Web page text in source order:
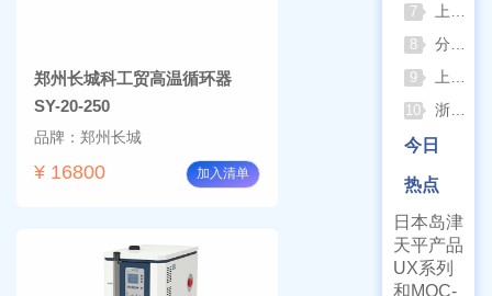
郑州长城科工贸高温循环器
SY-20-250
品牌：郑州长城
¥ 16800 加入清单
7 上海佑科GC-7860系列网络化气相色谱仪
8 分清生物安全柜与洁净工作台 苏州安泰科普两类设备差异
9 上海申安灭菌器外排、内排与干燥功能全解析
10 浙江孚夏：打造合规可靠的实验室洁净装备
今日
热点
日本岛津
天平产品
UX系列
和MOC-